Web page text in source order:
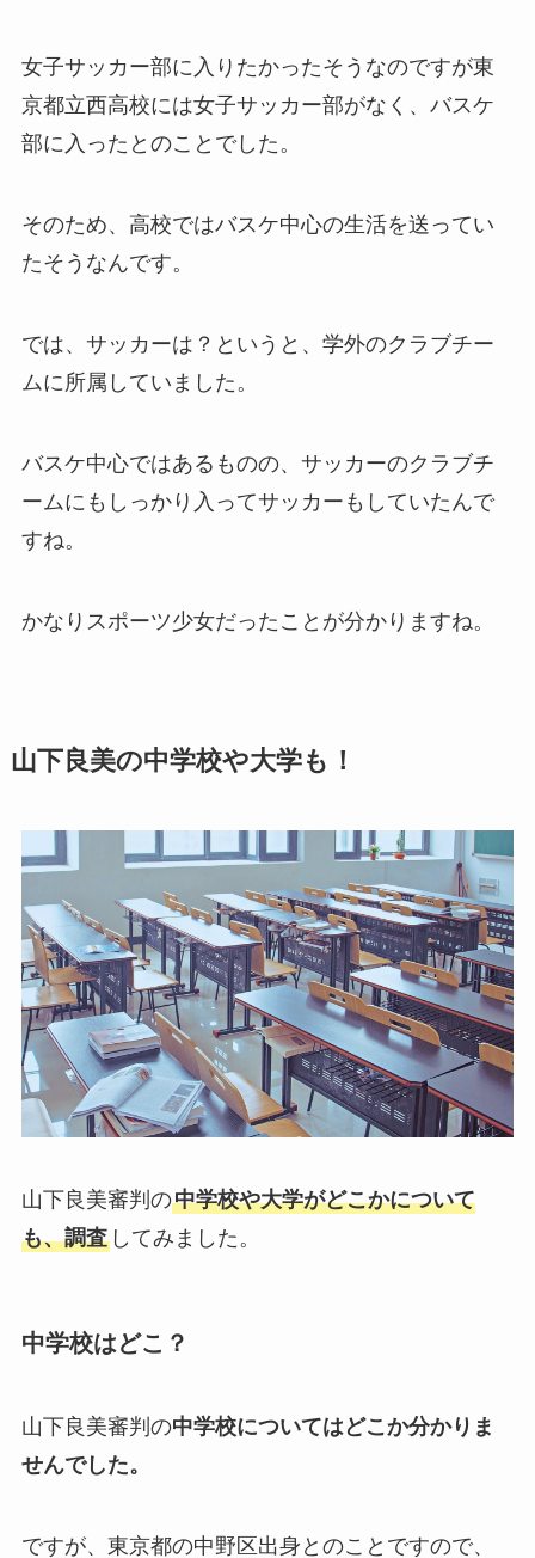
女子サッカー部に入りたかったそうなのですが東
京都立西高校には女子サッカー部がなく、バスケ
部に入ったとのことでした。
そのため、高校ではバスケ中心の生活を送ってい
たそうなんです。
では、サッカーは？というと、学外のクラブチー
ムに所属していました。
バスケ中心ではあるものの、サッカーのクラブチ
ームにもしっかり入ってサッカーもしていたんで
すね。
かなりスポーツ少女だったことが分かりますね。
山下良美の中学校や大学も！
山下良美審判の中学校や大学がどこかについて
も、調査してみました。
中学校はどこ？
山下良美審判の中学校についてはどこか分かりま
せんでした。
ですが、東京都の中野区出身とのことですので、